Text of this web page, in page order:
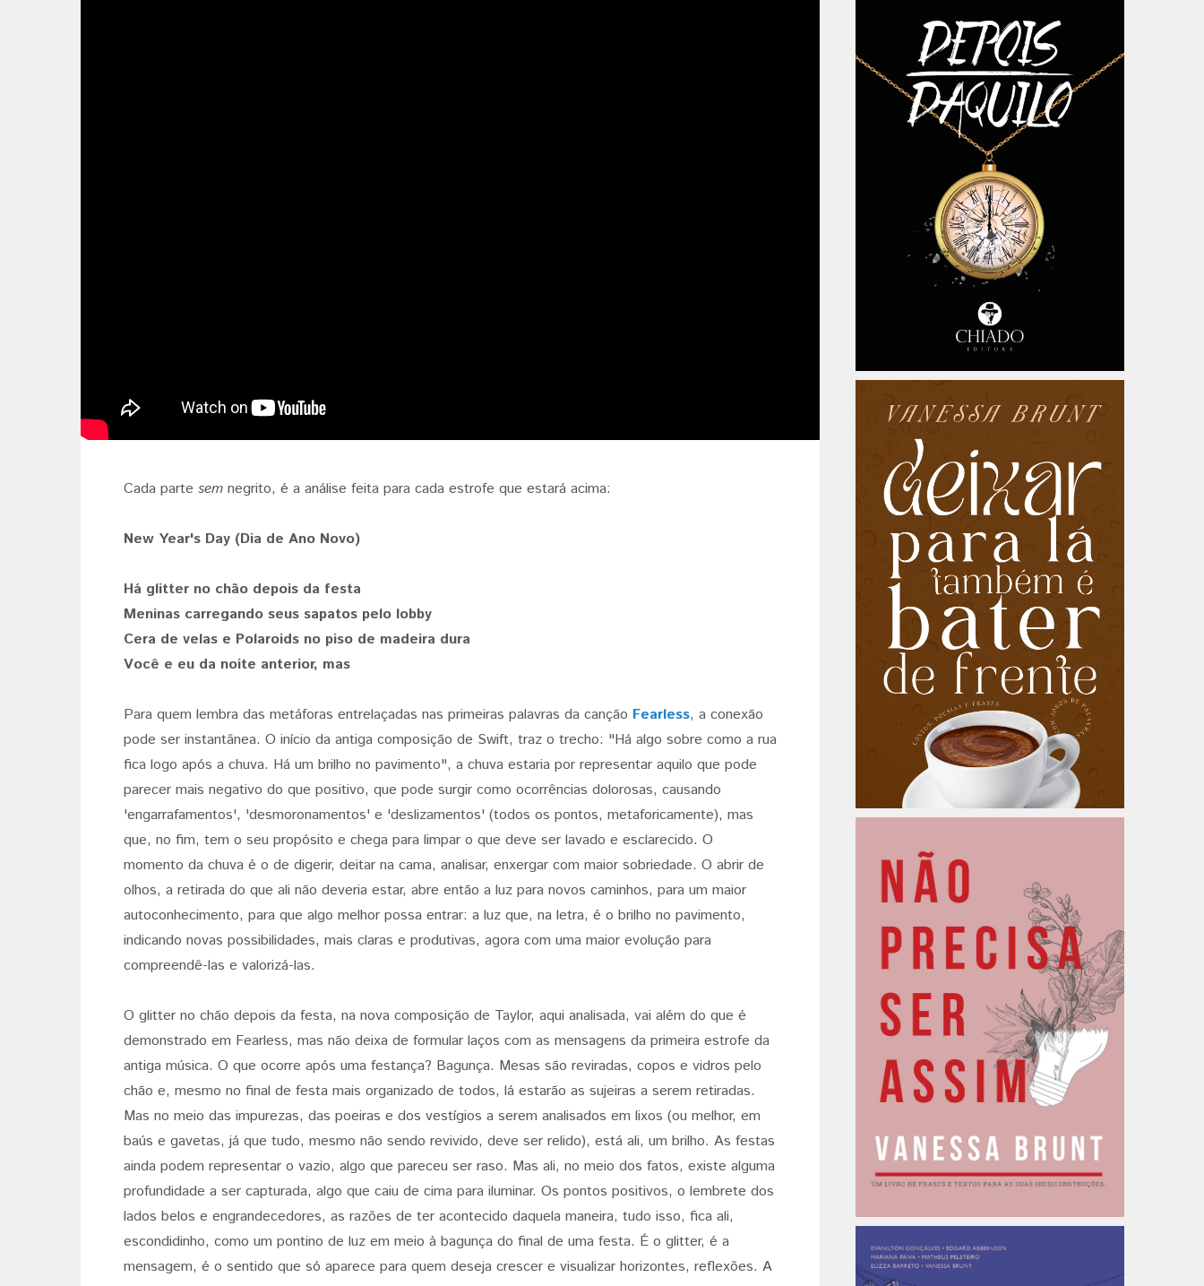
Cada parte semnegrito, é a análise feita para cada estrofe que estará acima:
New Year's Day (Dia de Ano Novo)
Há glitter no chão depois da festa
Meninas carregando seus sapatos pelo lobby
Cera de velas e Polaroids no piso de madeira dura
Você e eu da noite anterior, mas
Para quem lembra das metáforas entrelaçadas nas primeiras palavras da canção Fearless, a conexão
pode ser instantânea. O início da antiga composição de Swift, traz o trecho: "Há algo sobre como a rua
fica logo após a chuva. Há um brilho no pavimento", a chuva estaria por representar aquilo que pode
parecer mais negativo do que positivo, que pode surgir como ocorrências dolorosas, causando
'engarrafamentos', 'desmoronamentos' e 'deslizamentos' (todos os pontos, metaforicamente), mas
que, no fim, tem o seu propósito e chega para limpar o que deve ser lavado e esclarecido. O
momento da chuva é o de digerir, deitar na cama, analisar, enxergar com maior sobriedade. O abrir de
olhos, a retirada do que ali não deveria estar, abre então a luz para novos caminhos, para um maior
autoconhecimento, para que algo melhor possa entrar: a luz que, na letra, é o brilho no pavimento,
indicando novas possibilidades, mais claras e produtivas, agora com uma maior evolução para
compreendê-las e valorizá-las.
O glitter no chão depois da festa, na nova composição de Taylor, aqui analisada, vai além do que é
demonstrado em Fearless, mas não deixa de formular laços com as mensagens da primeira estrofe da
antiga música. O que ocorre após uma festança? Bagunça. Mesas são reviradas, copos e vidros pelo
chão e, mesmo no final de festa mais organizado de todos, lá estarão as sujeiras a serem retiradas.
Mas no meio das impurezas, das poeiras e dos vestígios a serem analisados em lixos (ou melhor, em
baús e gavetas, já que tudo, mesmo não sendo revivido, deve ser relido), está ali, um brilho. As festas
ainda podem representar o vazio, algo que pareceu ser raso. Mas ali, no meio dos fatos, existe alguma
profundidade a ser capturada, algo que caiu de cima para iluminar. Os pontos positivos, o lembrete dos
lados belos e engrandecedores, as razões de ter acontecido daquela maneira, tudo isso, fica ali,
escondidinho, como um pontino de luz em meio à bagunça do final de uma festa. É o glitter, é a
mensagem, é o sentido que só aparece para quem deseja crescer e visualizar horizontes, reflexões. A